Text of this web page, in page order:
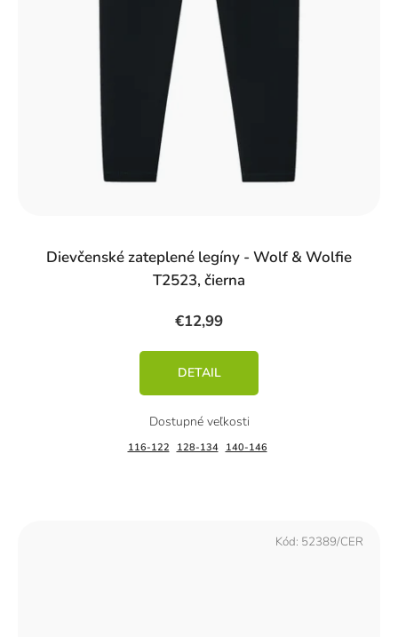
Dievčenské zateplené legíny - Wolf & Wolfie
T2523, čierna
€12,99
DETAIL
116-122 128-134 140-146
Kód: 52389/CER